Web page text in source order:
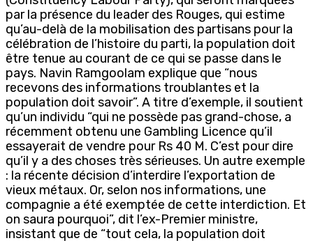
par la présence du leader des Rouges, qui estime
qu’au-delà de la mobilisation des partisans pour la
célébration de l’histoire du parti, la population doit
être tenue au courant de ce qui se passe dans le
pays. Navin Ramgoolam explique que “nous
recevons des informations troublantes et la
population doit savoir”. A titre d’exemple, il soutient
qu’un individu “qui ne possède pas grand-chose, a
récemment obtenu une Gambling Licence qu’il
essayerait de vendre pour Rs 40 M. C’est pour dire
qu’il y a des choses très sérieuses. Un autre exemple
: la récente décision d’interdire l’exportation de
vieux métaux. Or, selon nos informations, une
compagnie a été exemptée de cette interdiction. Et
on saura pourquoi”, dit l’ex-Premier ministre,
insistant que de “tout cela, la population doit